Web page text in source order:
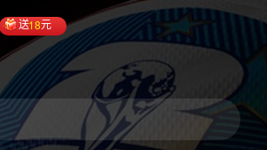
送18元